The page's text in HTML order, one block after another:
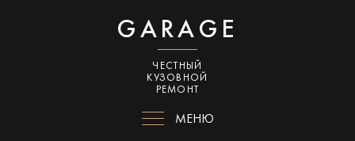
GARAGE
ЧЕСТНЫЙ
КУЗОВНОЙ
РЕМОНТ
МЕНЮ